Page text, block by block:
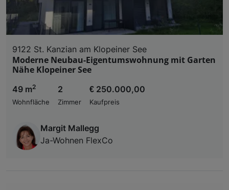
9122 St. Kanzian am Klopeiner See
Moderne Neubau-Eigentumswohnung mit Garten
Nähe Klopeiner See
49 m2
Wohnfläche
2
Zimmer
€ 250.000,00
Kaufpreis
Margit Mallegg
Ja-Wohnen FlexCo